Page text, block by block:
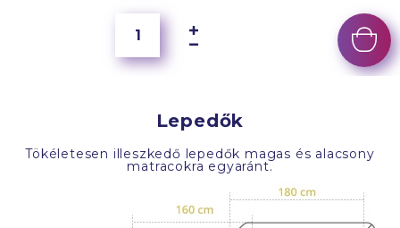
Lepedők
Tökéletesen illeszkedő lepedők magas és alacsony
matracokra egyaránt.